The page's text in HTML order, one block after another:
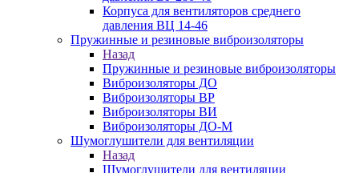
Корпуса для вентиляторов среднего
давления ВЦ 14-46
Пружинные и резиновые виброизоляторы
Назад
Пружинные и резиновые виброизоляторы
Виброизоляторы ДО
Виброизоляторы ВР
Виброизоляторы ВИ
Виброизоляторы ДО-М
Шумоглушители для вентиляции
Назад
Шумоглушители для вентиляции